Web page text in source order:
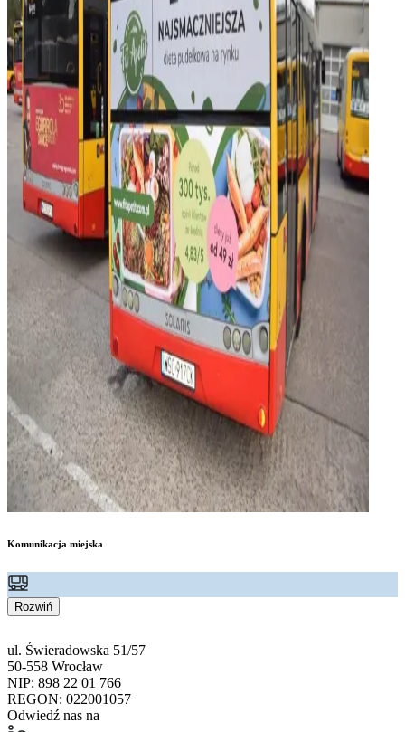
Komunikacja miejska
Rozwiń
ul. Świeradowska 51/57
50-558 Wrocław
NIP: 898 22 01 766
REGON: 022001057
Odwiedź nas na